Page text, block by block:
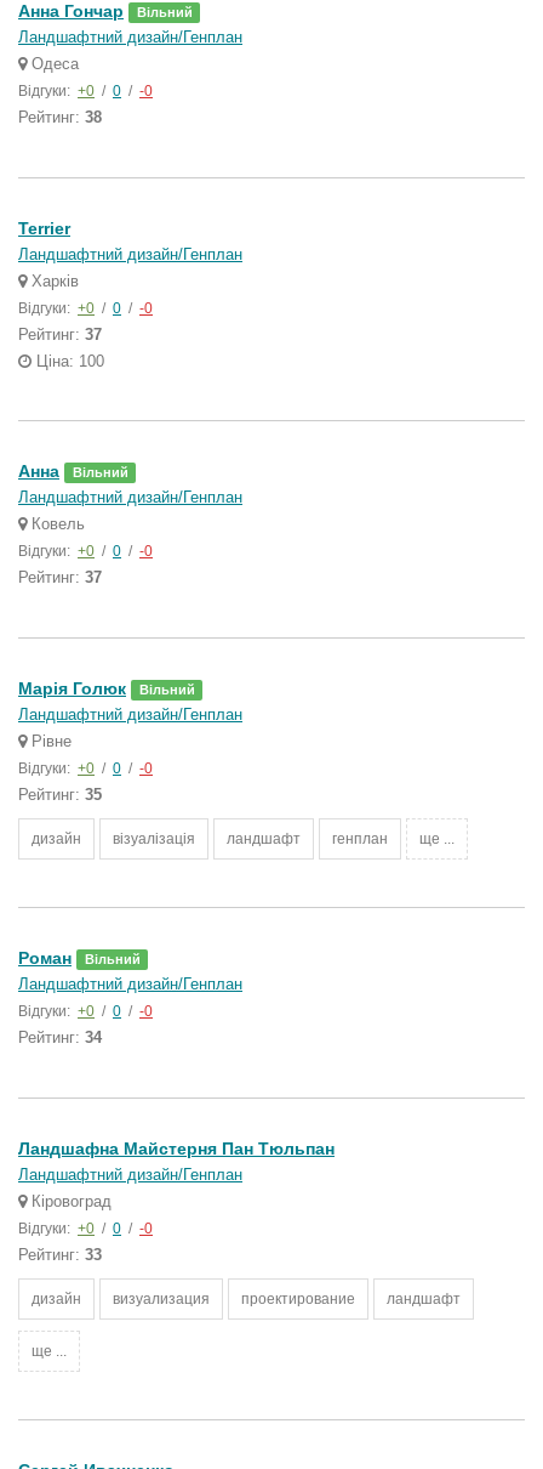
Анна Гончар Вільний
Ландшафтний дизайн/Генплан
Одеса
Відгуки: +0 / 0 / -0
Рейтинг: 38
Terrier
Ландшафтний дизайн/Генплан
Харків
Відгуки: +0 / 0 / -0
Рейтинг: 37
Ціна: 100
Анна Вільний
Ландшафтний дизайн/Генплан
Ковель
Відгуки: +0 / 0 / -0
Рейтинг: 37
Марія Голюк Вільний
Ландшафтний дизайн/Генплан
Рівне
Відгуки: +0 / 0 / -0
Рейтинг: 35
дизайн візуалізація ландшафт генплан ще ...
Роман Вільний
Ландшафтний дизайн/Генплан
Відгуки: +0 / 0 / -0
Рейтинг: 34
Ландшафна Майстерня Пан Тюльпан
Ландшафтний дизайн/Генплан
Кіровоград
Відгуки: +0 / 0 / -0
Рейтинг: 33
дизайн визуализация проектирование ландшафт
ще ...